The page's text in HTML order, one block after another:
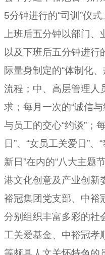
5分钟进行的“司训”仪
上班后五分钟以部门
以及下班后五分钟进行
际量身制定的“体制化
流程；中、高层管理人
求；每月一次的“诚信
与员工的交心“约谈”；
日”、“女员工关爱日”、
新日”在内的“八大主题
港文化创意及产业创新
裕冠集团党支部、中裕
分别组织丰富多彩的社
工关爱基金、中裕冠孝